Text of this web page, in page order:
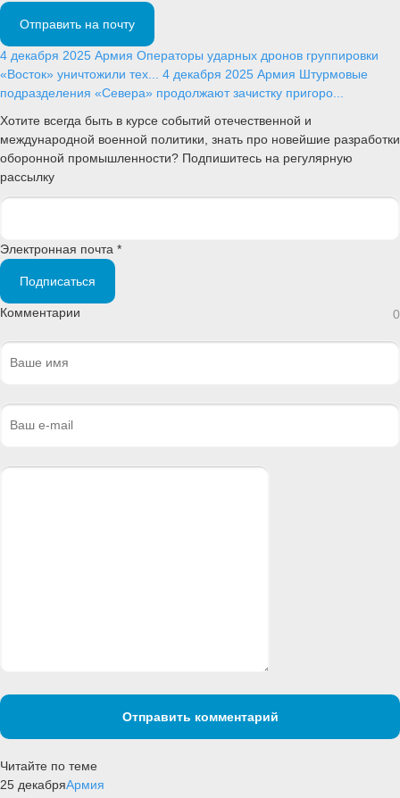
Отправить на почту
4 декабря 2025 Армия Операторы ударных дронов группировки
«Восток» уничтожили тех... 4 декабря 2025 Армия Штурмовые
подразделения «Севера» продолжают зачистку пригоро...
Хотите всегда быть в курсе событий отечественной и
международной военной политики, знать про новейшие разработки
оборонной промышленности? Подпишитесь на регулярную
рассылку
Электронная почта *
Подписаться
Комментарии 0
Отправить комментарий
Читайте по теме
25 декабряАрмия